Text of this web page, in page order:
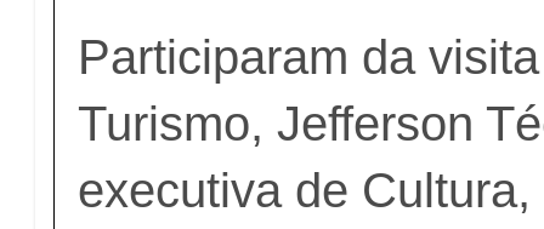
Participaram da
Turismo, Jefferson
executiva de